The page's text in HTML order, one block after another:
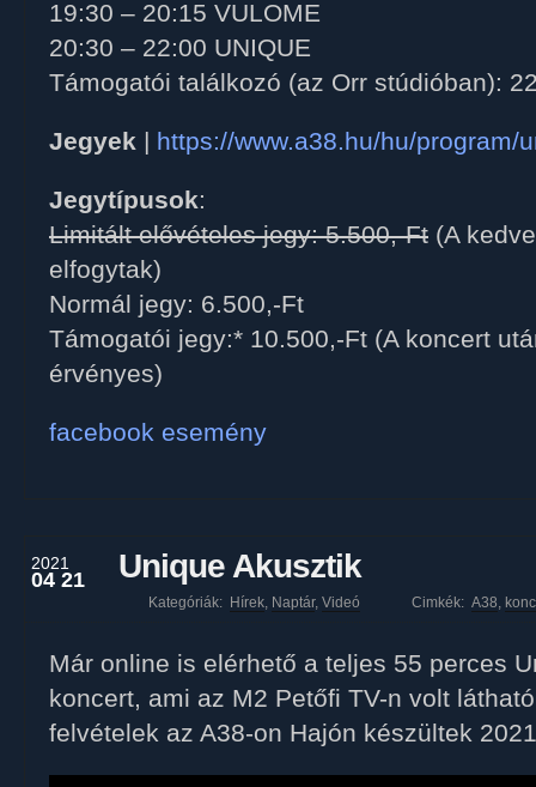
19:30 – 20:15 VULOME
20:30 – 22:00 UNIQUE
Támogatói találkozó (az Orr stúdióban):
Jegyek | https://www.a38.hu/hu/program/
Jegytípusok:
Limitált elővételes jegy: 5.500,-Ft (A
elfogytak)
Normál jegy: 6.500,-Ft
Támogatói jegy:* 10.500,-Ft (A koncert
érvényes)
facebook esemény
2021
04 21 Unique Akusztik
Kategóriák: Hírek, Naptár, Videó Cimkék: A38,
Már online is elérhető a teljes 55 perces
koncert, ami az M2 Petőfi TV-n volt
felvételek az A38-on Hajón készültek